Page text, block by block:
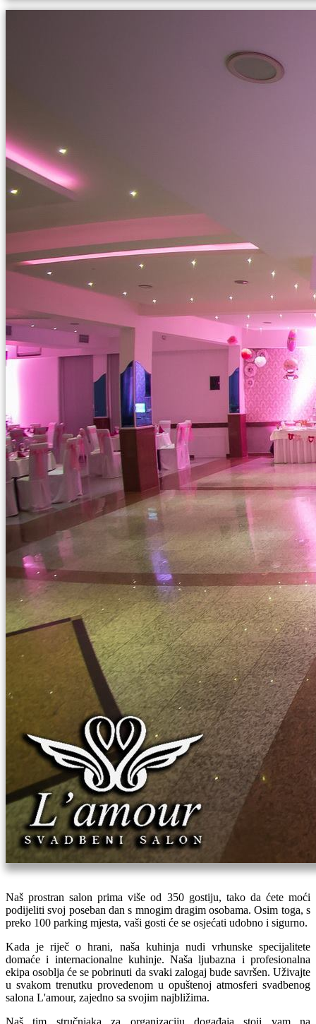
Naš prostran salon prima više od 350 gostiju, tako da ćete moći
podijeliti svoj poseban dan s mnogim dragim osobama. Osim toga, s
preko 100 parking mjesta, vaši gosti će se osjećati udobno i sigurno.
Kada je riječ o hrani, naša kuhinja nudi vrhunske specijalitete
domaće i internacionalne kuhinje. Naša ljubazna i profesionalna
ekipa osoblja će se pobrinuti da svaki zalogaj bude savršen. Uživajte
u svakom trenutku provedenom u opuštenoj atmosferi svadbenog
salona L'amour, zajedno sa svojim najbližima.
Naš tim stručnjaka za organizaciju događaja stoji vam na